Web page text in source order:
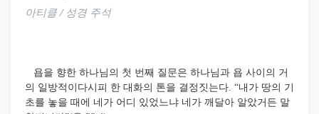
아티클 / 성경 주석
욥을 향한 하나님의 첫 번째 질문은 하나님과 욥 사이의 거
의 일방적이다시피 한 대화의 톤을 결정짓는다. “내가 땅의 기
초를 놓을 때에 네가 어디 있었느냐 네가 깨달아 알았거든 말